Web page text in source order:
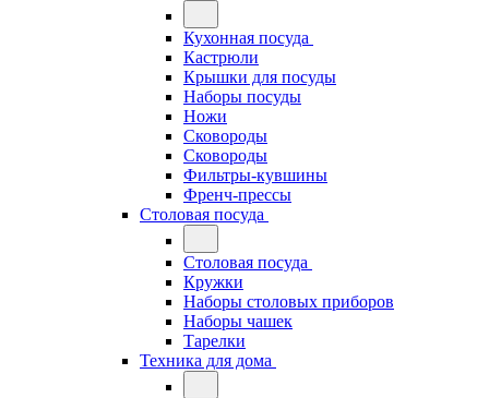
Кухонная посуда
Кастрюли
Крышки для посуды
Наборы посуды
Ножи
Сковороды
Сковороды
Фильтры-кувшины
Френч-прессы
Столовая посуда
Столовая посуда
Кружки
Наборы столовых приборов
Наборы чашек
Тарелки
Техника для дома